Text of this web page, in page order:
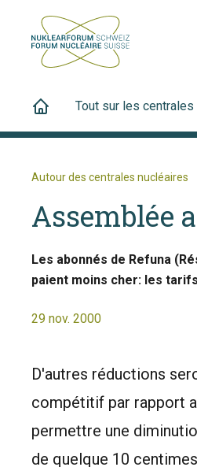
Tout sur les centrales
Autour des centrales nucléaires
Assemblée
Les abonnés de Refuna
paient moins cher: les
29 nov. 2000
D'autres réductions
compétitif par rapport
permettre une
de quelque 10